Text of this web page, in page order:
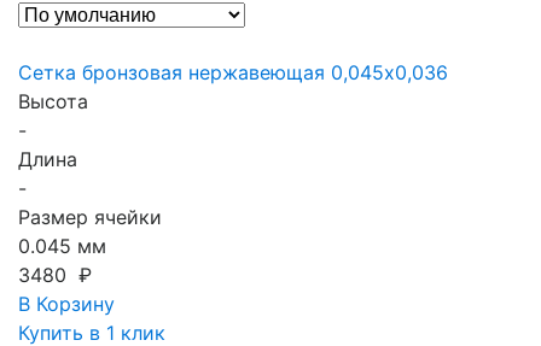
Сетка бронзовая нержавеющая 0,045х0,036
Высота
-
Длина
-
Размер ячейки
0.045 мм
3480 ₽
В Корзину
Купить в 1 клик